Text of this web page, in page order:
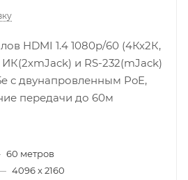
HDMI 1.4 1080p/60 (4Кх2К,
ИК(2хmJack) и RS-232(mJack)
с двунапровленным PoE,
передачи до 60м
60 метров
4096 x 2160